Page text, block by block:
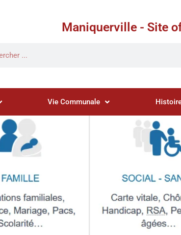
Maniquerville - Site
Vie Communale